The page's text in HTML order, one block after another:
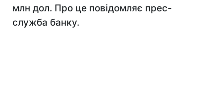
млн дол. Про це повідомляє прес-
служба банку.